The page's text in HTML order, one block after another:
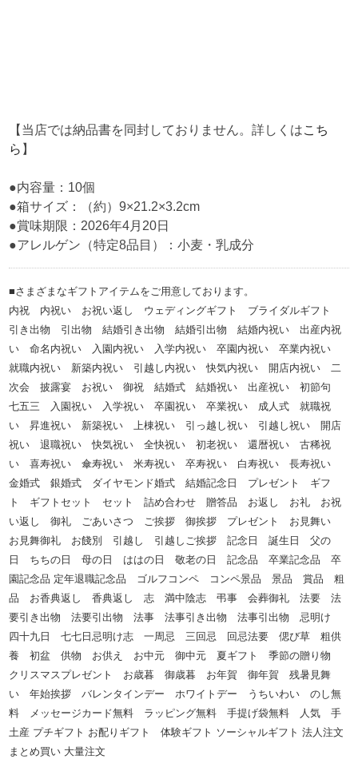
【当店では納品書を同封しておりません。詳しくはこち
ら 】
●内容量：10個
●箱サイズ：（約）9×21.2×3.2cm
●賞味期限：2026年4月20日
●アレルゲン（特定8品目）：小麦・乳成分
■さまざまなギフトアイテムをご用意しております。
内祝 内祝い お祝い返し ウェディングギフト ブライダルギフト
引き出物 引出物 結婚引き出物 結婚引出物 結婚内祝い 出産内祝
い 命名内祝い 入園内祝い 入学内祝い 卒園内祝い 卒業内祝い
就職内祝い 新築内祝い 引越し内祝い 快気内祝い 開店内祝い 二
次会 披露宴 お祝い 御祝 結婚式 結婚祝い 出産祝い 初節句
七五三 入園祝い 入学祝い 卒園祝い 卒業祝い 成人式 就職祝
い 昇進祝い 新築祝い 上棟祝い 引っ越し祝い 引越し祝い 開店
祝い 退職祝い 快気祝い 全快祝い 初老祝い 還暦祝い 古稀祝
い 喜寿祝い 傘寿祝い 米寿祝い 卒寿祝い 白寿祝い 長寿祝い
金婚式 銀婚式 ダイヤモンド婚式 結婚記念日 プレゼント ギフ
ト ギフトセット セット 詰め合わせ 贈答品 お返し お礼 お祝
い返し 御礼 ごあいさつ ご挨拶 御挨拶 プレゼント お見舞い
お見舞御礼 お餞別 引越し 引越しご挨拶 記念日 誕生日 父の
日 ちちの日 母の日 ははの日 敬老の日 記念品 卒業記念品 卒
園記念品 定年退職記念品 ゴルフコンペ コンペ景品 景品 賞品 粗
品 お香典返し 香典返し 志 満中陰志 弔事 会葬御礼 法要 法
要引き出物 法要引出物 法事 法事引き出物 法事引出物 忌明け
四十九日 七七日忌明け志 一周忌 三回忌 回忌法要 偲び草 粗供
養 初盆 供物 お供え お中元 御中元 夏ギフト 季節の贈り物
クリスマスプレゼント お歳暮 御歳暮 お年賀 御年賀 残暑見舞
い 年始挨拶 バレンタインデー ホワイトデー うちいわい のし無
料 メッセージカード無料 ラッピング無料 手提げ袋無料 人気 手
土産 プチギフト お配りギフト 体験ギフト ソーシャルギフト 法人注文
まとめ買い 大量注文